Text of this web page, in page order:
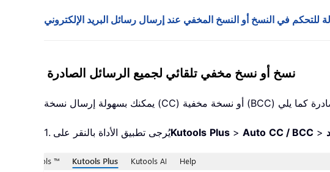
في النسخ أو النسخ المخفي عند إرسال رسائل البريد الإلكتروني
نسخ أو نسخ مخفي تلقائي لجميع الرسائل الصادرة
1. يُرجى تطبيق الأداة بالنقر علىKutools Plus > Auto CC / BCC >